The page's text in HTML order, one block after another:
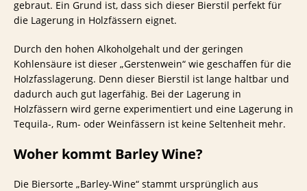
gebraut. Ein Grund ist, dass sich dieser Bierstil perfekt für
die Lagerung in Holzfässern eignet.
Durch den hohen Alkoholgehalt und der geringen
Kohlensäure ist dieser „Gerstenwein“ wie geschaffen für die
Holzfasslagerung. Denn dieser Bierstil ist lange haltbar und
dadurch auch gut lagerfähig. Bei der Lagerung in
Holzfässern wird gerne experimentiert und eine Lagerung in
Tequila-, Rum- oder Weinfässern ist keine Seltenheit mehr.
Woher kommt Barley Wine?
Die Biersorte „Barley-Wine“ stammt ursprünglich aus